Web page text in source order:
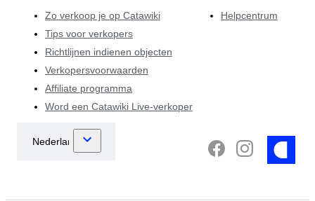
Zo verkoop je op Catawiki
Tips voor verkopers
Richtlijnen indienen objecten
Verkopersvoorwaarden
Affiliate programma
Word een Catawiki Live-verkoper
Helpcentrum